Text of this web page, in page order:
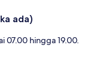
ada)
07.00 hingga 19.00.